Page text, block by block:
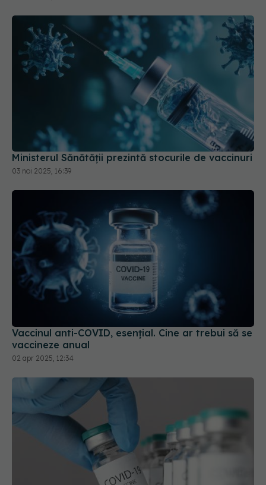
Ministerul Sănătății prezintă stocurile de vaccinuri
03 noi 2025, 16:39
Vaccinul anti-COVID, esențial. Cine ar trebui să se
02 apr 2025, 12:34